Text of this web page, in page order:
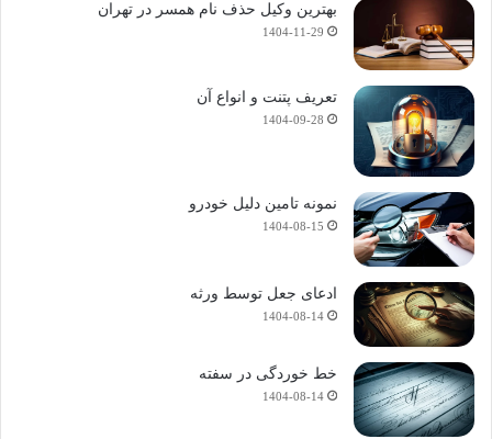
بهترین وکیل حذف نام همسر در تهران
1404-11-29
تعریف پتنت و انواع آن
1404-09-28
نمونه تامین دلیل خودرو
1404-08-15
ادعای جعل توسط ورثه
1404-08-14
خط خوردگی در سفته
1404-08-14